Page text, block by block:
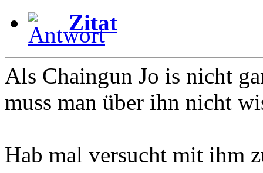
Zitat
Als Chaingun Jo is nicht
muss man über ihn nicht
Hab mal versucht mit ihm